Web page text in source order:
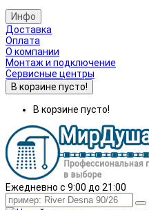
Инфо
Доставка
Оплата
О компании
Монтаж и подключение
Сервисные центры
В корзине пусто!
В корзине пусто!
Ежедневно с 9:00 до 21:00